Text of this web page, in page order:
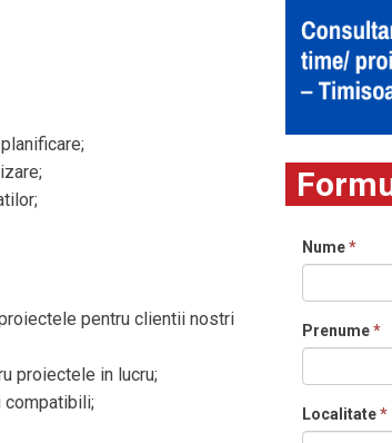
pentru clientii nostri
proiectele in lucru;
compatibili;
Nume*
Prenume*
Localitate*